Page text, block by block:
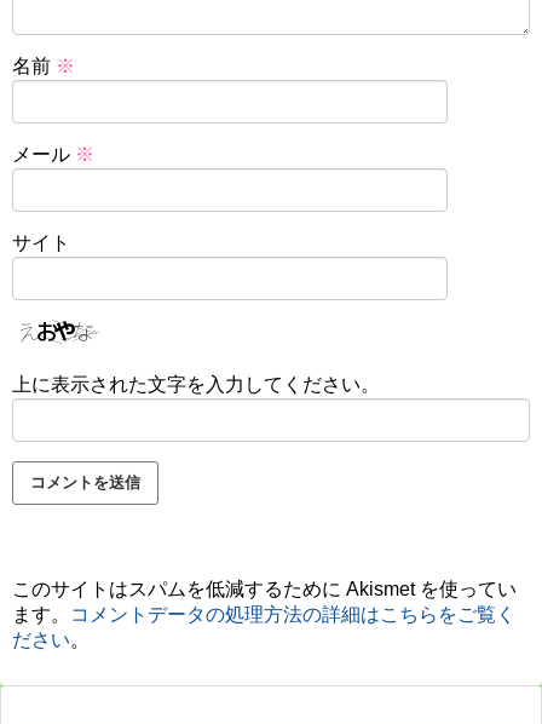
名前 ※
メール ※
サイト
上に表示された文字を入力してください。
このサイトはスパムを低減するために Akismet を使ってい
ます。
コメントデータの処理方法の詳細はこちらをご覧く
ださい。